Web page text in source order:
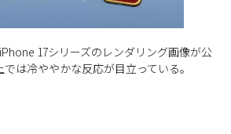
17シリーズのレンダリング画像が公
は冷ややかな反応が目立っている。